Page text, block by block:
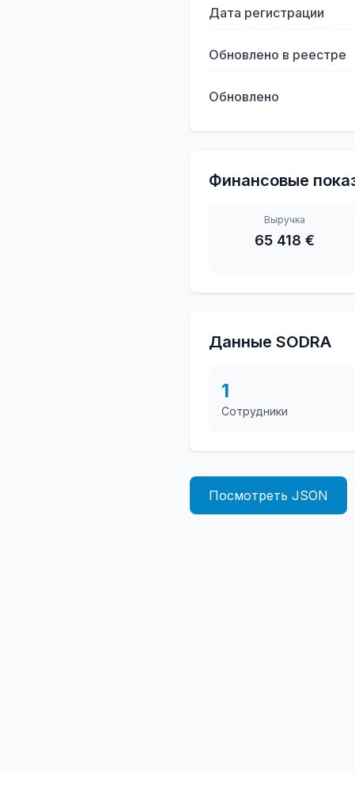
Дата регистрации
Обновлено в реестре
Обновлено
Финансовые
Выручка
65 418 €
Данные SODRA
1
Сотрудники
Посмотреть JSON